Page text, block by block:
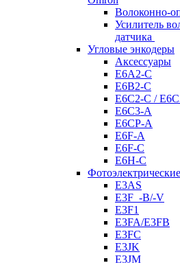
Волоконно-
Усилитель
датчика
Угловые энкодеры
Аксессуары
E6A2-C
E6B2-C
E6C2-C /
E6C3-A
E6CP-A
E6F-A
E6F-C
E6H-C
E3AS
E3F_-B/-V
E3F1
E3FA/E3FB
E3FC
E3JK
E3JM